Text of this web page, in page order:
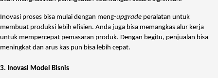
Inovasi proses bisa mulai dengan meng-upgrade peralatan untuk
membuat produksi lebih efisien. Anda juga bisa memangkas alur kerja
untuk mempercepat pemasaran produk. Dengan begitu, penjualan bisa
meningkat dan arus kas pun bisa lebih cepat.
3. Inovasi Model Bisnis